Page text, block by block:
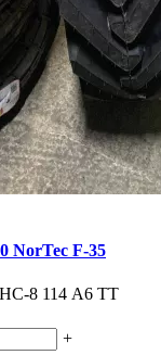
NorTec F-35
8 114 А6 ТТ
+